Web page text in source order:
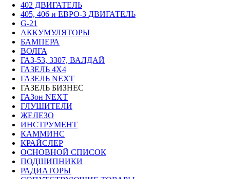
402 ДВИГАТЕЛЬ
405, 406 и ЕВРО-3 ДВИГАТЕЛЬ
G-21
АККУМУЛЯТОРЫ
БАМПЕРА
ВОЛГА
ГАЗ-53, 3307, ВАЛДАЙ
ГАЗЕЛЬ 4Х4
ГАЗЕЛЬ NEXT
ГАЗЕЛЬ БИЗНЕС
ГАЗон NEXT
ГЛУШИТЕЛИ
ЖЕЛЕЗО
ИНСТРУМЕНТ
КАММИНС
КРАЙСЛЕР
ОСНОВНОЙ СПИСОК
ПОДШИПНИКИ
РАДИАТОРЫ